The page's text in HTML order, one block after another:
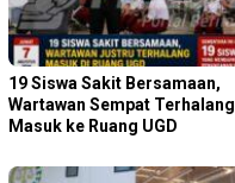
19 Siswa Sakit Bersamaan,
Wartawan Sempat Terhalang
Masuk ke Ruang UGD